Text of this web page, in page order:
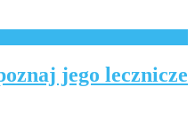
jego lecznicze